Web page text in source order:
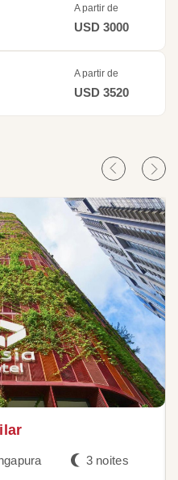
A partir de
USD 3000
A partir de
USD 3520
3 noites